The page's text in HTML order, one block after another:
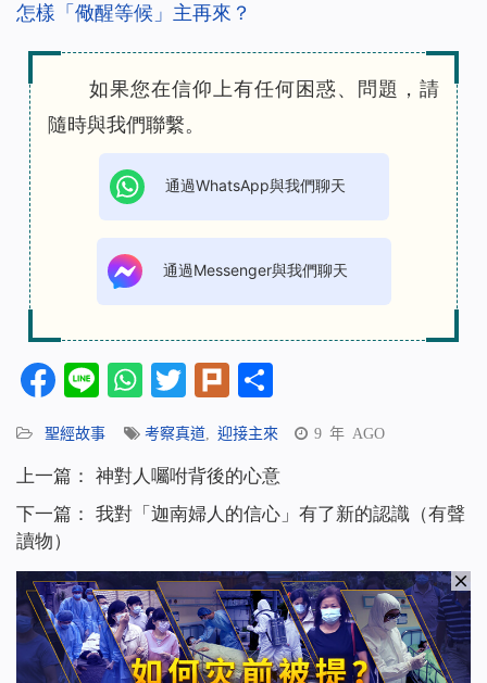
怎樣「儆醒等候」主再來？
如果您在信仰上有任何困惑、問題，請
隨時與我們聯繫。
通過WhatsApp與我們聊天
通過Messenger與我們聊天
Facebook
LineWhatsApp
Twitter
Plurk
聖經故事 考察真道 迎接主來 9 年 AGO
上一篇： 神對人囑咐背後的心意
下一篇： 我對「迦南婦人的信心」有了新的認識（有聲
讀物）